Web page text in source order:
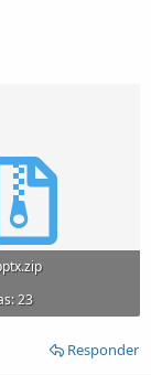
23
Responder